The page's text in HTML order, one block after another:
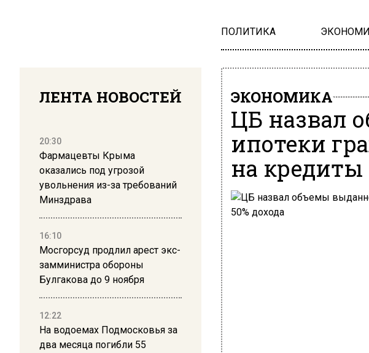
ПОЛИТИКА
ЛЕНТА НОВОСТЕЙ
20:30
Фармацевты Крыма
оказались под угрозой
увольнения из-за требований
Минздрава
16:10
Мосгорсуд продлил арест экс-
замминистра обороны
Булгакова до 9 ноября
12:22
На водоемах Подмосковья за
два месяца погибли 55
ЭКОНОМИКА
ЦБ назвал
ипотеки
на кредиты